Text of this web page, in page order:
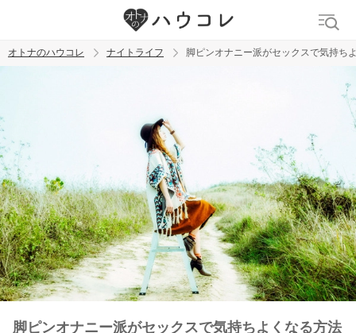
乳首 吸うやつ
オトナのハウコレ ナイトライフ 脚ピンオナニー派がセックスで気持ち
脚ピンオナニー派がセックスで気持ちよくなる方法